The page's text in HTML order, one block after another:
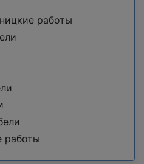
работы
работы